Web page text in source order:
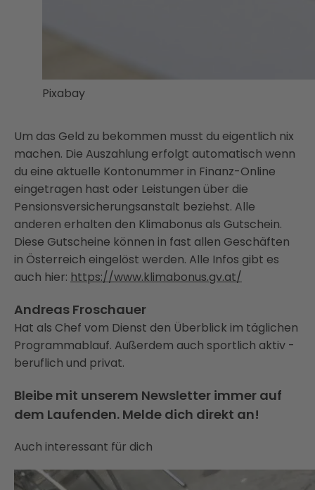
Pixabay
Um das Geld zu bekommen musst du eigentlich nix
machen. Die Auszahlung erfolgt automatisch wenn
du eine aktuelle Kontonummer in Finanz-Online
eingetragen hast oder Leistungen über die
Pensionsversicherungsanstalt beziehst. Alle
anderen erhalten den Klimabonus als Gutschein.
Diese Gutscheine können in fast allen Geschäften
in Österreich eingelöst werden. Alle Infos gibt es
auch hier: https://www.klimabonus.gv.at/
Andreas Froschauer
Hat als Chef vom Dienst den Überblick im täglichen
Programmablauf. Außerdem auch sportlich aktiv -
beruflich und privat.
Bleibe mit unserem Newsletter immer auf
dem Laufenden. Melde dich direkt an!
Auch interessant für dich